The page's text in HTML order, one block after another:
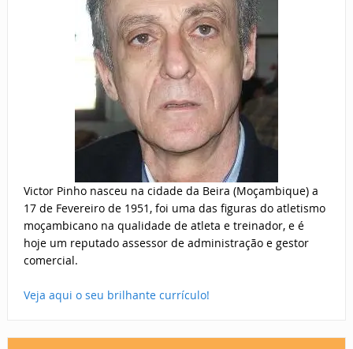
Victor Pinho nasceu na cidade da Beira (Moçambique) a
17 de Fevereiro de 1951, foi uma das figuras do atletismo
moçambicano na qualidade de atleta e treinador, e é
hoje um reputado assessor de administração e gestor
comercial.
Veja aqui o seu brilhante currículo!